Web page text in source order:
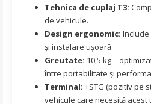
Tehnica de cuplaj T3:
de vehicule.
Design ergonomic:
și instalare ușoară.
Greutate: 10,5 kg –
între portabilitate și
Terminal: +STG (pozitiv pe
vehicule care necesită acest